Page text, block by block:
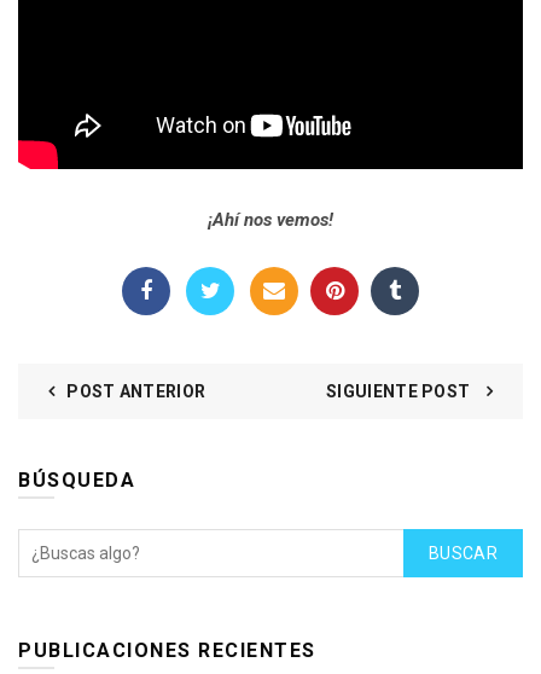
¡Ahí nos vemos!
POST ANTERIOR SIGUIENTE POST
BÚSQUEDA
BUSCAR
PUBLICACIONES RECIENTES